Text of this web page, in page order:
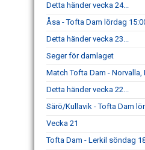
Detta händer vecka 24...
Åsa - Tofta Dam lördag
Detta händer vecka 23...
Seger för damlaget
Match Tofta Dam -
Detta händer vecka 22...
Särö/Kullavik - Tofta Dam
Vecka 21
Tofta Dam - Lerkil söndag